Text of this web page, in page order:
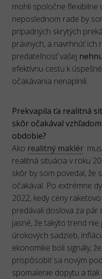
mohli spoločne flexibilne
neposlednom rade by
prípadných skrytých
právnych, a navrhnúť ich
predateľnosť vašej
efektívnu cestu k
očakávania nenaplnili.
Prekvapila ťa realitná
skôr očakával
obdobie?
Ako realitný maklér
realitná situácia v roku
skôr by som povedal, že
očakával. Po extrémne
2022, kedy ceny
predávali doslova za pár
jasné, že takýto trend
úrokových sadzieb,
ekonomike boli signály,
prispôsobiť sa novým
spomalenie dopytu a